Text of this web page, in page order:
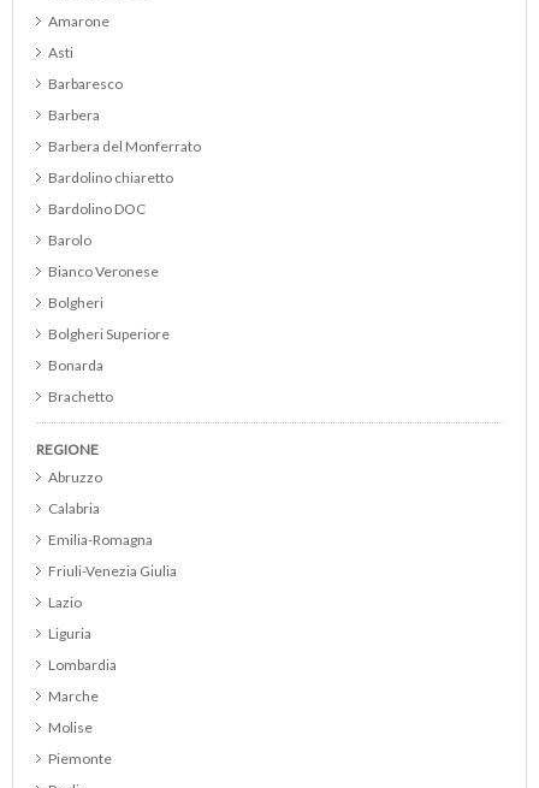
Amarone
Asti
Barbaresco
Barbera
Barbera del Monferrato
Bardolino chiaretto
Bardolino DOC
Barolo
Bianco Veronese
Bolgheri
Bolgheri Superiore
Bonarda
Brachetto
Brunello di Montalcino
Cabernet
Cabernet Sauvignon
Cerasuolo d Abruzzo DOC
REGIONE
Abruzzo
Calabria
Emilia-Romagna
Friuli-Venezia Giulia
Lazio
Liguria
Lombardia
Marche
Molise
Piemonte